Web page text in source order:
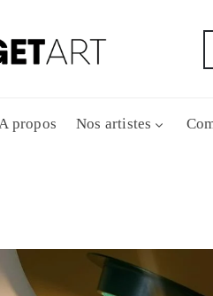
propos Nos artistes